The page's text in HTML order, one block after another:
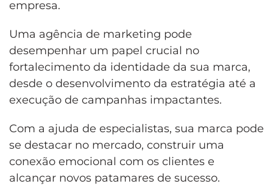
empresa.
Uma agência de marketing pode
desempenhar um papel crucial no
fortalecimento da identidade da sua marca,
desde o desenvolvimento da estratégia até a
execução de campanhas impactantes.
Com a ajuda de especialistas, sua marca pode
se destacar no mercado, construir uma
conexão emocional com os clientes e
alcançar novos patamares de sucesso.